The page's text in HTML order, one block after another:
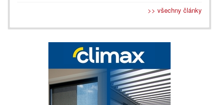
>> všechny články